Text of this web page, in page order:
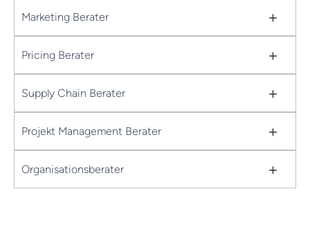
Marketing Berater +
Pricing Berater +
Supply Chain Berater +
Projekt Management Berater +
Organisationsberater +